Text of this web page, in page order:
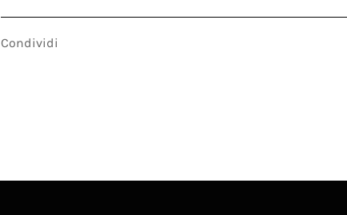
Condividi